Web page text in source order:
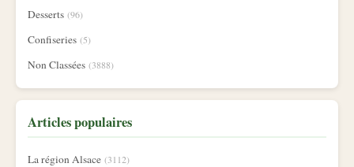
Desserts (96)
Confiseries (5)
Non Classées (3888)
Articles populaires
La région Alsace (3112)